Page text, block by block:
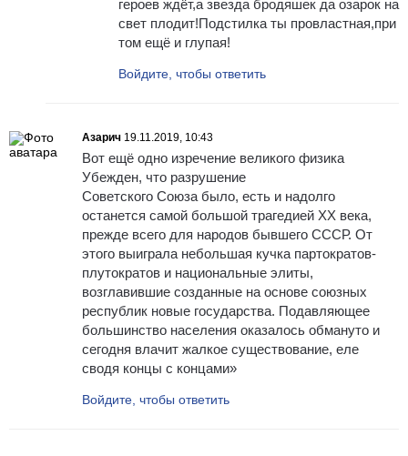
героев ждёт,а звезда бродяшек да озарок на
свет плодит!Подстилка ты провластная,при
том ещё и глупая!
Войдите, чтобы ответить
Азарич 19.11.2019, 10:43
Вот ещё одно изречение великого физика
Убежден, что разрушение
Советского Союза было, есть и надолго
останется самой большой трагедией ХХ века,
прежде всего для народов бывшего СССР. От
этого выиграла небольшая кучка партократов-
плутократов и национальные элиты,
возглавившие созданные на основе союзных
республик новые государства. Подавляющее
большинство населения оказалось обмануто и
сегодня влачит жалкое существование, еле
сводя концы с концами»
Войдите, чтобы ответить